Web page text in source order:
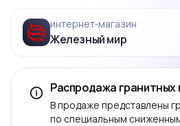
интернет‑магазин
Железный мир
Распродажа гранитных
В продаже представлены
по специальным